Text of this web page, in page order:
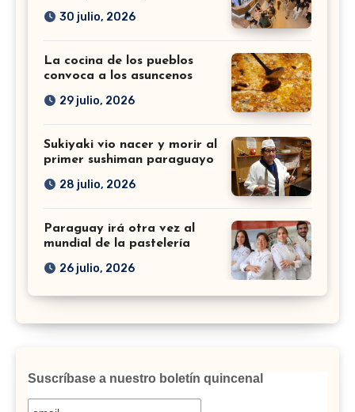
30 julio, 2026
La cocina de los pueblos
convoca a los asuncenos
29 julio, 2026
Sukiyaki vio nacer y morir al
primer sushiman paraguayo
28 julio, 2026
Paraguay irá otra vez al
mundial de la pastelería
26 julio, 2026
Suscríbase a nuestro boletín quincenal